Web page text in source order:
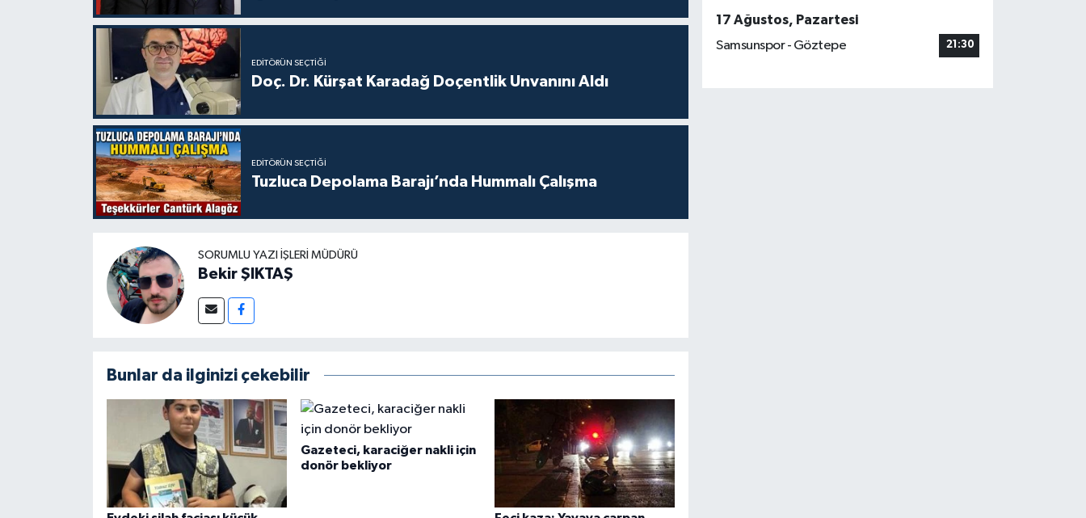
EDITÖRÜN SEÇTIĞI
Doç. Dr. Kürşat Karadağ Doçentlik Unvanını Aldı
EDITÖRÜN SEÇTIĞI
Tuzluca Depolama Barajı’nda Hummalı Çalışma
SORUMLU YAZI İŞLERI MÜDÜRÜ
Bekir ŞIKTAŞ
Bunlar da ilginizi çekebilir
Gazeteci, karaciğer nakli için
donör bekliyor
17 Ağustos, Pazartesi
Samsunspor - Göztepe
21:30